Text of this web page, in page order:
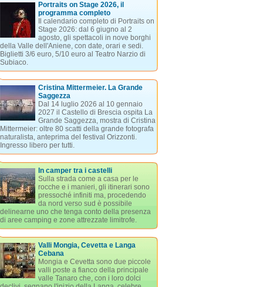
Portraits on Stage 2026, il
programma completo
Il calendario completo di Portraits on
Stage 2026: dal 6 giugno al 2
agosto, gli spettacoli in nove borghi
della Valle dell'Aniene, con date, orari e sedi.
Biglietti 3/6 euro, 5/10 euro al Teatro Narzio di
Subiaco.
Cristina Mittermeier. La Grande
Saggezza
Dal 14 luglio 2026 al 10 gennaio
2027 il Castello di Brescia ospita La
Grande Saggezza, mostra di Cristina
Mittermeier: oltre 80 scatti della grande fotografa
naturalista, anteprima del festival Orizzonti.
Ingresso libero per tutti.
In camper tra i castelli
Sulla strada come a casa per le
rocche e i manieri, gli itinerari sono
pressoché infiniti ma, procedendo
da nord verso sud è possibile
delinearne uno che tenga conto della presenza
di aree camping e zone attrezzate limitrofe.
Valli Mongia, Cevetta e Langa
Cebana
Mongia e Cevetta sono due piccole
valli poste a fianco della principale
valle Tanaro che, con i loro dolci